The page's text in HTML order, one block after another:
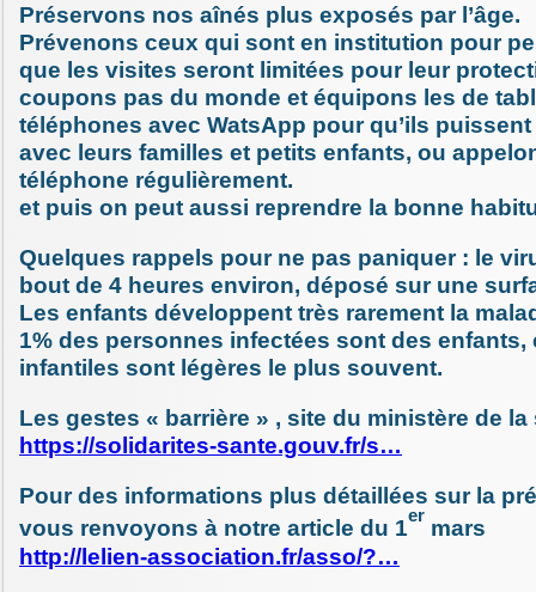
Préservons nos aînés plus exposés par l’âge.
Prévenons ceux qui sont en institution pour
que les visites seront limitées pour leur
coupons pas du monde et équipons les de
téléphones avec WatsApp pour qu’ils
avec leurs familles et petits enfants, ou
téléphone régulièrement.
et puis on peut aussi reprendre la bonne
Quelques rappels pour ne pas paniquer : le
bout de 4 heures environ, déposé sur une
Les enfants développent très rarement la
1% des personnes infectées sont des enfants,
infantiles sont légères le plus souvent.
Les gestes « barrière » , site du ministère de la
https://solidarites-sante.gouv.fr/s…
Pour des informations plus détaillées sur la
vous renvoyons à notre article du 1
er
mars
http://lelien-association.fr/asso/?…